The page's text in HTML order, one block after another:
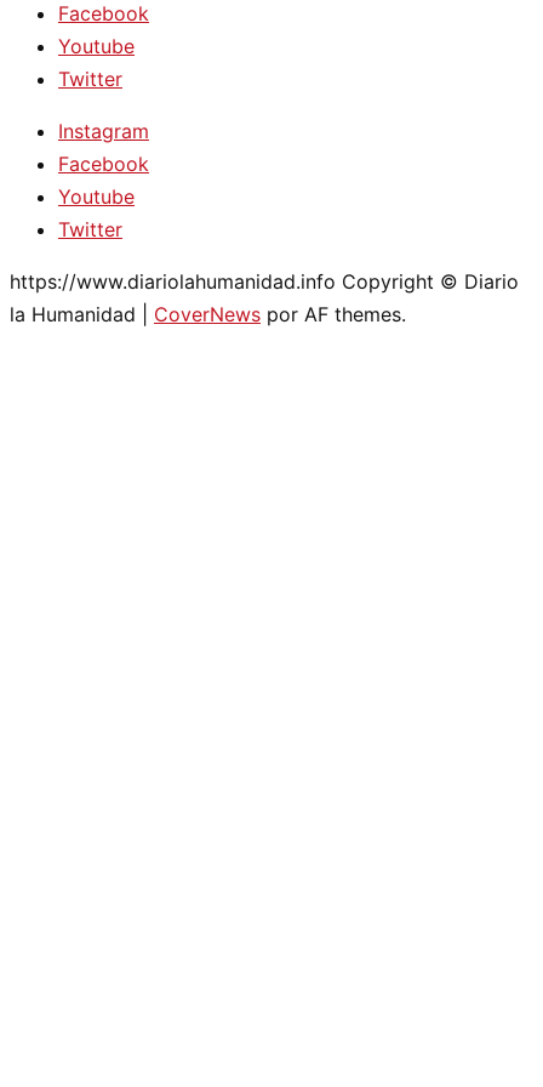
Facebook
Youtube
Twitter
Instagram
Facebook
Youtube
Twitter
https://www.diariolahumanidad.info Copyright © Diario
la Humanidad
CoverNews por AF themes.